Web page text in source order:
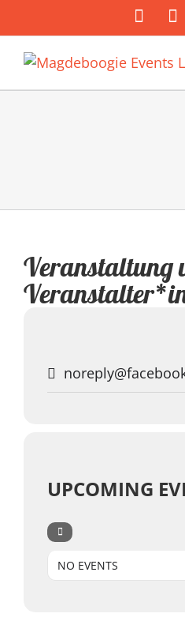
Inhalt
springen
Veranstaltung
UPCOMING
NO EVENTS